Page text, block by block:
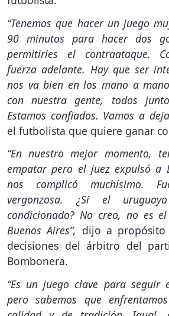
“Tenemos que hacer un juego
90 minutos para hacer dos
permitirles el contraataque.
fuerza adelante. Hay que ser
nos va bien en los mano a
con nuestra gente, todos
Estamos confiados. Vamos a
el futbolista que quiere ganar
“En nuestro mejor momento,
empatar pero el juez expulsó a
nos complicó muchísimo.
vergonzosa. ¿Si el
condicionado? No creo, no es
Buenos Aires”, dijo a propósito
decisiones del árbitro del
Bombonera.
“Es un juego clave para seguir
pero sabemos que